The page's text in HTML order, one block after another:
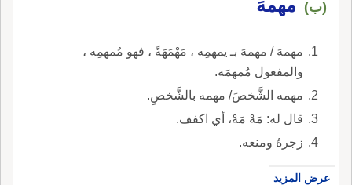
(ب) مهمهَ
مهمهَ / مهمهَ بـ يمهمِه ، مَهْمَهَةً ، فهو مُمهمِه ،
والمفعول مُمهمَه.
مهمه الشَّخصَ/ مهمه بالشَّخصِ.
قال له: مَهْ مَهْ، أي اكفف.
زجرهُ ومنعه.
عرض المزيد